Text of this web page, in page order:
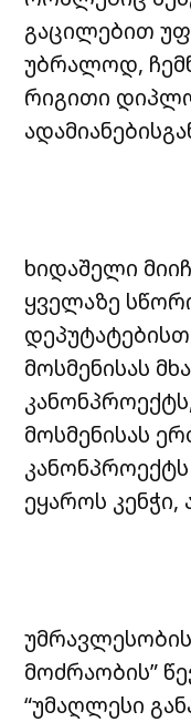
გაცილებით
უბრალოდ,
რიგითი
ხიდაშელი
ყველაზე
მოსმენისას
მოსმენისას
ეყაროს კენჭი,
მოძრაობის”
“უმაღლესი